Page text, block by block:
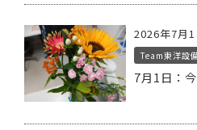
2026年7月1
Team東洋設
7月1日：